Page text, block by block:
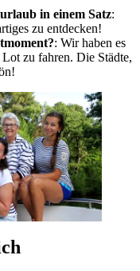
in einem Satz:
zu entdecken!
: Wir haben es
zu fahren. Die Städte,